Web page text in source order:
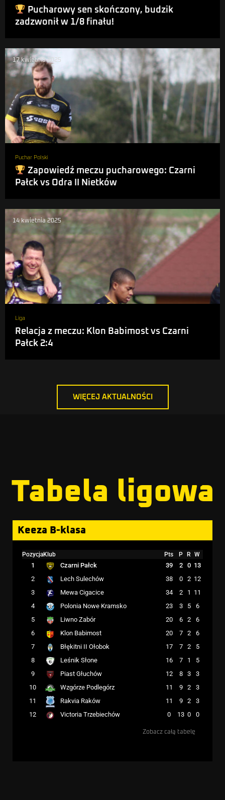
Pucharowy sen skończony, budzik
zadzwonił w 1/8 finału!
17 kwietnia 2025
Puchar Polski
Zapowiedź meczu pucharowego: Czarni
Pałck vs Odra II Nietków
14 kwietnia 2025
Liga
Relacja z meczu: Klon Babimost vs Czarni
Pałck 2:4
WIĘCEJ AKTUALNOŚCI
Tabela ligowa
Keeza B-klasa
PozycjaKlub Pts P R W
1 Czarni Pałck 39 2 0 13
2
Lech Sulechów 38 0 2 12
3
Mewa Cigacice 34 2 1 11
4
Polonia Nowe Kramsko 23 3 5
6
5
Liwno Zabór 20 6 2
6
6
Klon Babimost 20 7 2
6
7
Błękitni II Ołobok 17 7 2
5
8
Leśnik Słone 16 7 1
5
9
Piast Głuchów 12 8 3
3
10
Wzgórze Podlegórz 11 9 2
3
11
Rakvia Raków 11 9 2
3
12
Victoria Trzebiechów 0 13 0 0
Zobacz całą tabelę